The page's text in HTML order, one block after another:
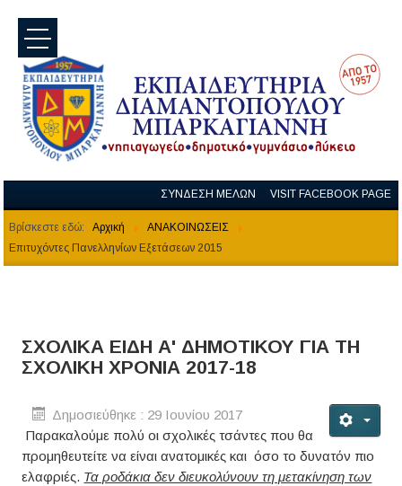
ΣΥΝΔΕΣΗ ΜΕΛΩΝ VISIT FACEBOOK PAGE
Βρίσκεστε εδώ: Αρχική
ΑΝΑΚΟΙΝΩΣΕΙΣ
Επιτυχόντες Πανελληνίων Εξετάσεων 2015
ΣΧΟΛΙΚΑ ΕΙΔΗ Α' ΔΗΜΟΤΙΚΟΥ ΓΙΑ ΤΗ
ΣΧΟΛΙΚΗ ΧΡΟΝΙΑ 2017-18
Δημοσιεύθηκε : 29 Ιουνίου 2017
Παρακαλούμε πολύ οι σχολικές τσάντες που θα
προμηθευτείτε να είναι ανατομικές και όσο το δυνατόν πιο
ελαφριές. Τα ροδάκια δεν διευκολύνουν τη μετακίνηση των